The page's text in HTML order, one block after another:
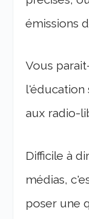
émissions
Vous
l'éducation
aux radio-
Difficile à
médias,
poser une